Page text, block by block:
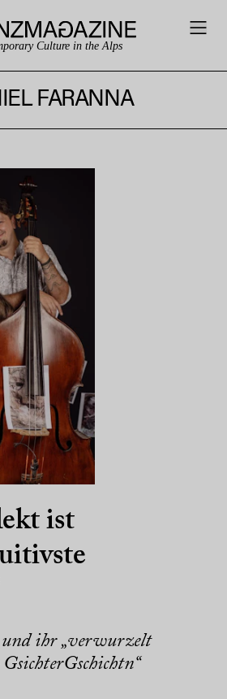
Culture in the Alps
FARANNA
ist
ihr „verwurzelt